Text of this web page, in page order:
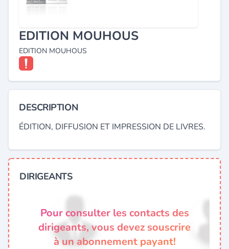
EDITION MOUHOUS
EDITION MOUHOUS
DESCRIPTION
ÉDITION, DIFFUSION ET IMPRESSION DE LIVRES.
DIRIGEANTS
Pour consulter les contacts des
dirigeants, vous devez souscrire
à un abonnement payant!